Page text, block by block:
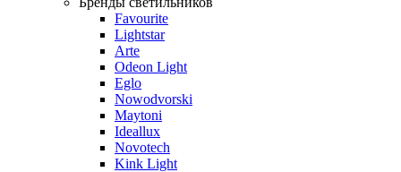
Favourite
Lightstar
Arte
Odeon Light
Eglo
Nowodvorski
Maytoni
Ideallux
Novotech
Kink Light